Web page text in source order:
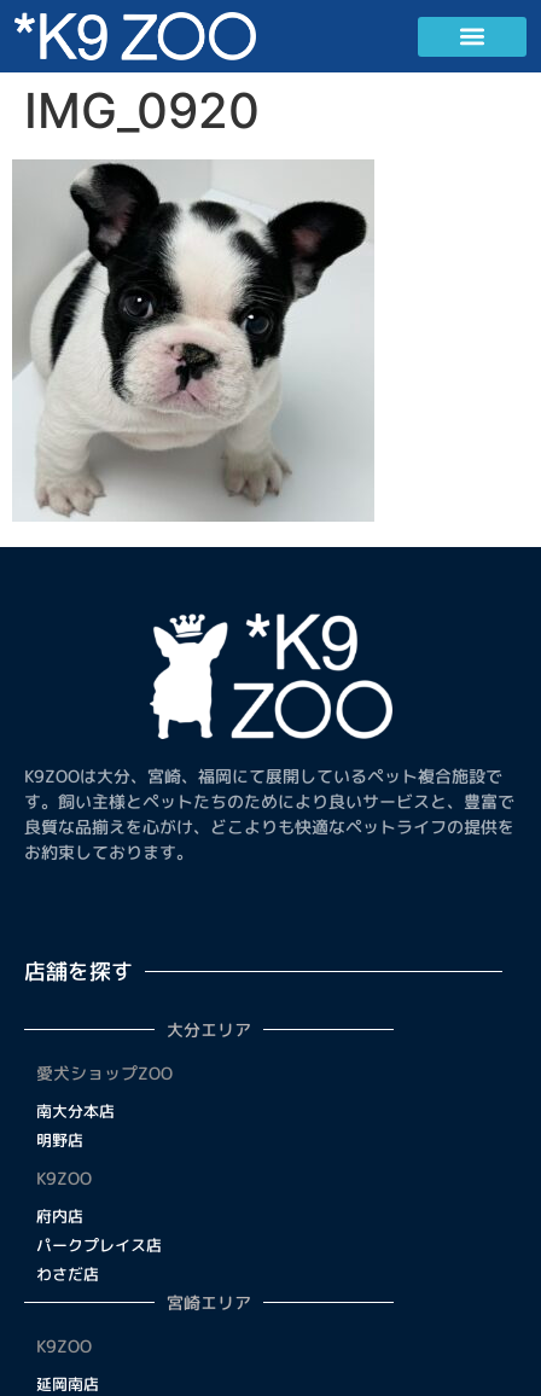
IMG_0920
K9ZOOは大分、宮崎、福岡にて展開しているペット複合施設で
す。飼い主様とペットたちのためにより良いサービスと、豊富で
良質な品揃えを心がけ、どこよりも快適なペットライフの提供を
お約束しております。
店舗を探す
大分エリア
愛犬ショップZOO
南大分本店
明野店
K9ZOO
府内店
パークプレイス店
わさだ店
宮崎エリア
K9ZOO
延岡南店